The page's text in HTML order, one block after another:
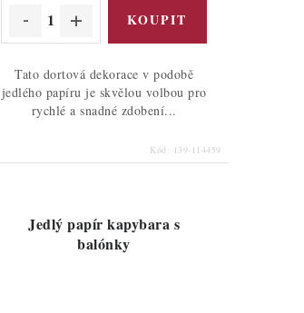
Tato dortová dekorace v podobě
jedlého papíru je skvělou volbou pro
rychlé a snadné zdobení...
Kód: 139-114459
Jedlý papír kapybara s
balónky